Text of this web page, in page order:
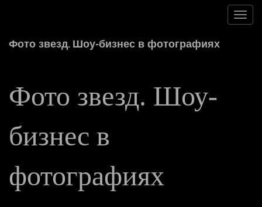
Фото звезд. Шоу-бизнес в фотографиях
Фото звезд. Шоу-
бизнес в
фотографиях